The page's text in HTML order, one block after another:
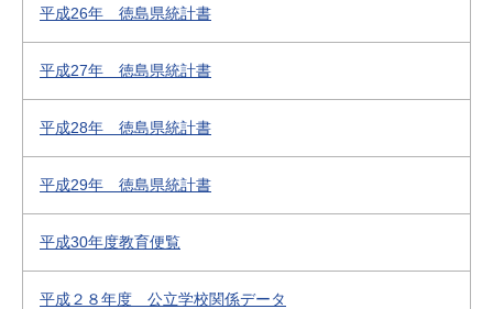
平成26年 徳島県統計書
平成27年 徳島県統計書
平成28年 徳島県統計書
平成29年 徳島県統計書
平成30年度教育便覧
平成２８年度 公立学校関係データ